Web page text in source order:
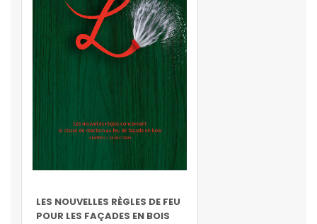
LES NOUVELLES RÈGLES DE FEU
POUR LES FAÇADES EN BOIS